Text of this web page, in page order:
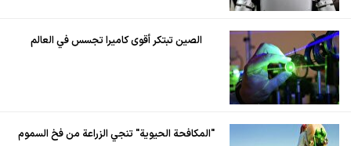
الصين تبتكر أقوى كاميرا تجسس في العالم
"المكافحة الحيوية" تنجي الزراعة من فخ السموم